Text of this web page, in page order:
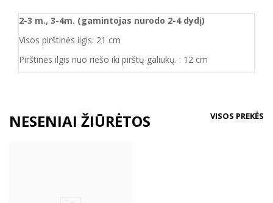
2-3 m., 3-4m. (gamintojas nurodo 2-4 dydį)
Visos pirštinės ilgis: 21 cm
Pirštinės ilgis nuo riešo iki pirštų galiukų. : 12 cm
NESENIAI ŽIŪRĖTOS VISOS PREKĖS